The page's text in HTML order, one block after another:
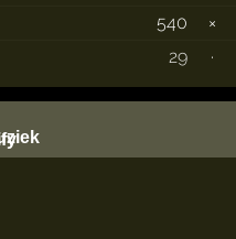
540
×
29
·